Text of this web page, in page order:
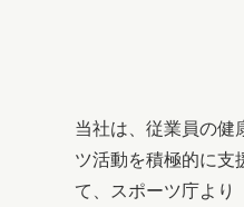
当社は、従業員の健
ツ活動を積極的に支
て、スポーツ庁より